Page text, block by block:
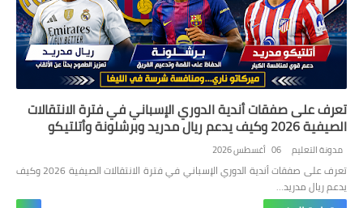
تعرف على صفقات أندية الدوري الإسباني في فترة الانتقالات
الصيفية 2026 وكيف يدعم ريال مدريد وبرشلونة وأتلتيكو
مدريد صفوفهم في الميركاتو؟
مدونة التعليم 06 أغسطس 2026
تعرف على صفقات أندية الدوري الإسباني في فترة الانتقالات الصيفية 2026 وكيف
يدعم ريال مدريد…